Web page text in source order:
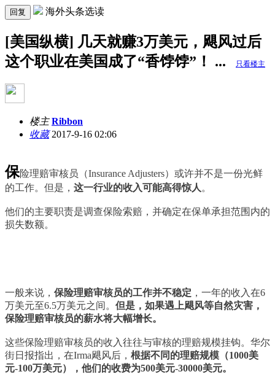
回复 海外头条选读
[美国纵横] 几天就赚3万美元，飓风过后
这个职业在美国成了“香饽饽”！ ...
只看楼主
楼主Ribbon
收藏2017-9-16 02:06
保险理赔审核员（Insurance Adjusters） 或许并不是一份光鲜
的工作。但是， 这一行业的收入可能高得惊人 。
他们的主要职责是调查保险索赔，并确定在保单承担范围内的
损失数额。
一般来说， 保险理赔审核员的工作并不稳定 ，一年的收入在6
万美元至6.5万美元之间。 但是，如果遇上飓风等自然灾害，
保险理赔审核员的薪水将大幅增长。
这些保险理赔审核员的收入往往与审核的理赔规模挂钩。华尔
街日报指出，在Irma飓风后， 根据不同的理赔规模（1000美
元-100万美元），他们的收费为500美元-30000美元。